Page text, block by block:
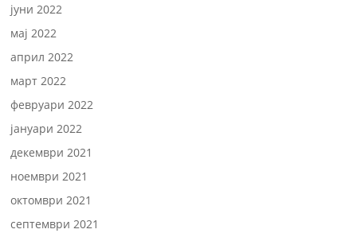
јуни 2022
мај 2022
април 2022
март 2022
февруари 2022
јануари 2022
декември 2021
ноември 2021
октомври 2021
септември 2021